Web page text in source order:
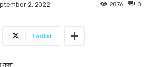
2, 2022 0
2876
Twitter